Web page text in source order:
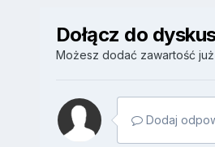
Dołącz do
Możesz dodać zawartość
Dodaj